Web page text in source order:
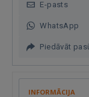
E-pasts
WhatsApp
Piedāvāt
INFORMĀCIJA